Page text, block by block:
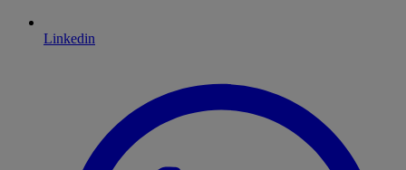
Linkedin